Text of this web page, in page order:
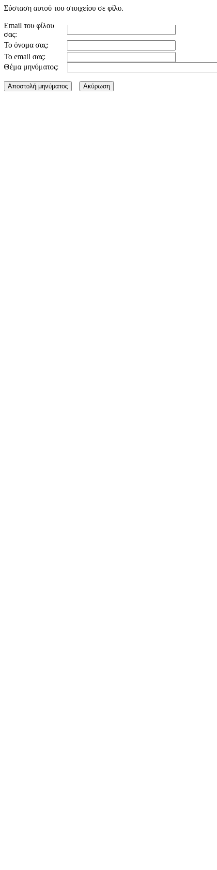
Σύσταση αυτού του στοιχείου σε φίλο.
Email του φίλου
σας:
Το όνομα σας:
Το email σας:
Θέμα μηνύματος: